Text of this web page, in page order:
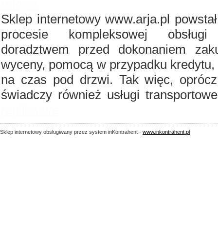
Sklep internetowy www.arja.pl
procesie kompleksowej
doradztwem przed dokonaniem
wyceny, pomocą w przypadku
na czas pod drzwi. Tak więc, oprócz
świadczy również usługi
Sklep internetowy obsługiwany przez system inKontrahent - www.inkontrahent.pl